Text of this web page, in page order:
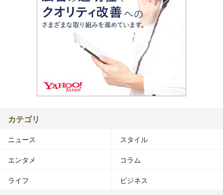
カテゴリ
ニュース スタイル
エンタメ コラム
ライフ ビジネス